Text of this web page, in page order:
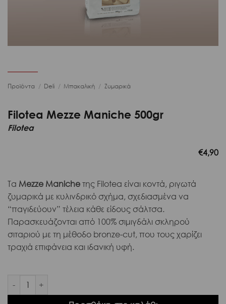
Προϊόντα / Deli / Μπακαλική / Ζυμαρικά
Filotea Mezze Maniche 500gr
Filotea
€4,90
Τα Mezze Maniche της Filotea είναι κοντά, ριγωτά
ζυμαρικά με κυλινδρικό σχήμα, σχεδιασμένα να
“παγιδεύουν” τέλεια κάθε είδους σάλτσα.
Παρασκευάζονται από 100% σιμιγδάλι σκληρού
σιταριού με τη μέθοδο bronze-cut, που τους χαρίζει
τραχιά επιφάνεια και ιδανική υφή.
Filotea Mezze Maniche 500gr ποσότητα